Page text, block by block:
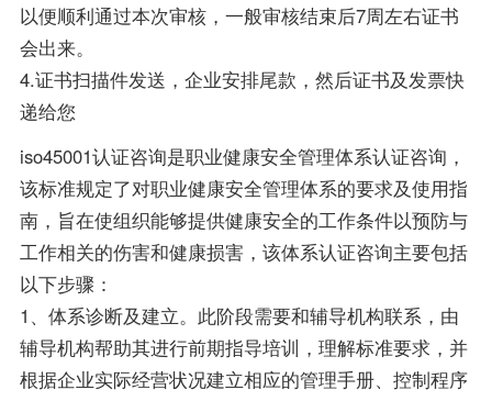
以便顺利通过本次审核，一般审核结束后7周左右证书
会出来。
4.证书扫描件发送，企业安排尾款，然后证书及发票快
递给您
iso45001认证咨询是职业健康安全管理体系认证咨询，
该标准规定了对职业健康安全管理体系的要求及使用指
南，旨在使组织能够提供健康安全的工作条件以预防与
工作相关的伤害和健康损害，该体系认证咨询主要包括
以下步骤：
1、体系诊断及建立。此阶段需要和辅导机构联系，由
辅导机构帮助其进行前期指导培训，理解标准要求，并
根据企业实际经营状况建立相应的管理手册、控制程序